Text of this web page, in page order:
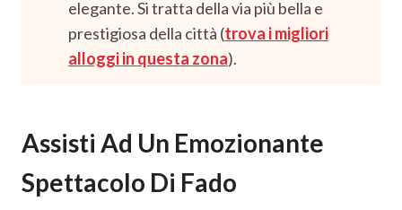
elegante. Si tratta della via più bella e
prestigiosa della città (trova i migliori
alloggi in questa zona).
Assisti Ad Un Emozionante
Spettacolo Di Fado